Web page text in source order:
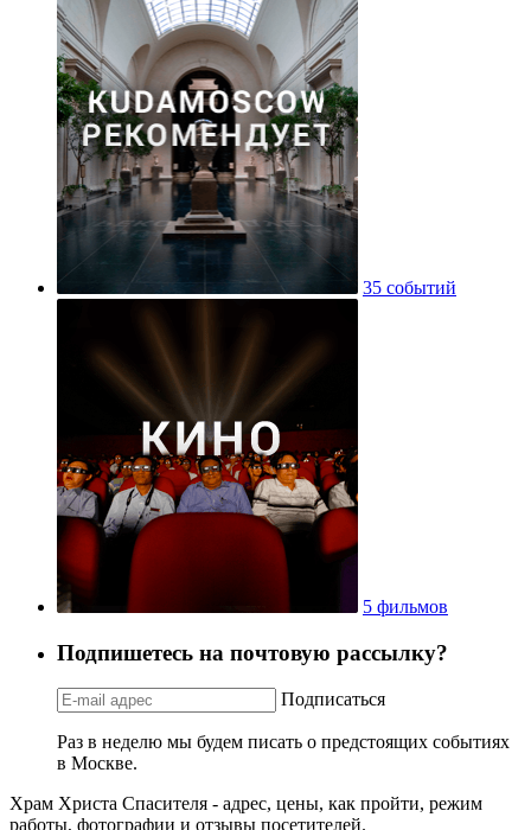
35 событий
5 фильмов
Подпишетесь на почтовую рассылку?
Подписаться
Раз в неделю мы будем писать о предстоящих событиях
в Москве.
Храм Христа Спасителя - адрес, цены, как пройти, режим
работы, фотографии и отзывы посетителей.